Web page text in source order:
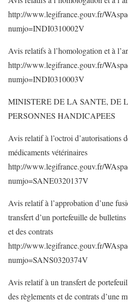
http://www.legifrance.gouv.fr/
numjo=INDI0310002V
Avis relatifs à l’homologation et à
http://www.legifrance.gouv.fr/
numjo=INDI0310003V
MINISTERE DE LA SANTE, DE
PERSONNES HANDICAPEES
Avis relatif à l’octroi d’autorisations
médicaments vétérinaires
http://www.legifrance.gouv.fr/
numjo=SANE0320137V
Avis relatif à l’approbation d’une
transfert d’un portefeuille de
et des contrats
http://www.legifrance.gouv.fr/
numjo=SANS0320374V
Avis relatif à un transfert de
des règlements et de contrats d’une